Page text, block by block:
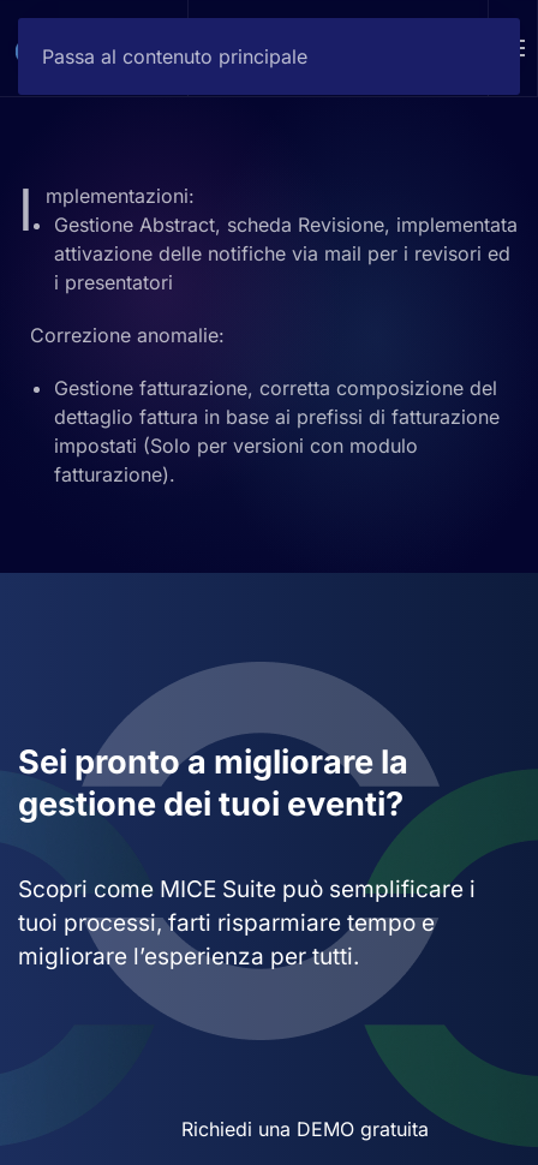
Passa al contenuto principale
I
mplementazioni:
Gestione Abstract, scheda Revisione, implementata
attivazione delle notifiche via mail per i revisori ed
i presentatori
Correzione anomalie:
Gestione fatturazione, corretta composizione del
dettaglio fattura in base ai prefissi di fatturazione
impostati (Solo per versioni con modulo
fatturazione).
Sei pronto a migliorare la
gestione dei tuoi eventi?
Scopri come MICE Suite può semplificare i
tuoi processi, farti risparmiare tempo e
migliorare l’esperienza per tutti.
Richiedi una DEMO gratuita